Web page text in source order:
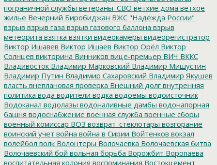
пограничной службы ветераны_СВО ветхие дома ветхое
жилье Вечерний Биробиджан ВЖС "Надежда России"
взрыв взрыв газа взрыв газового баллона взрыв
метеорита взятка взятки видеокамеры видеорегистратор
Виктор Ишавев Виктор Ишаев Виктор Орёл Виктор
Солнцев викторина Винников вице-премьер ВИЧ ВККС
Владивосток Владимир Марковский Владимир Мишустин
Владимир Путин Владимир Сахаровский Владимир Якушев
власть внеплановая проверка Внешний долг внутренняя
политика вода водители водка водоемы водоисточник
Водоканал водолазы водоналивные дамбы водонапорная
башня водоснабжение военная служба военные сборы
военный комиссар ВОЗ возврат_стеклотары возгорание
воинский учет война война в Сирии Войтенков вокзал
волейбол волк Волонтеры Волочаевка Волочаевская битва
Волочаевский бой вольная борьба Ворожбит Воропаева
воспитательная колония воспоминания Востокцемент